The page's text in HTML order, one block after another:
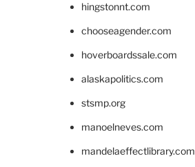
hingstonnt.com
chooseagender.com
hoverboardssale.com
alaskapolitics.com
stsmp.org
manoelneves.com
mandelaeffectlibrary.com